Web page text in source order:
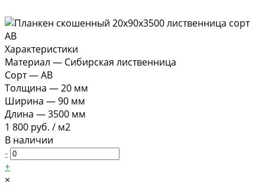
Характеристики
Материал — Сибирская лиственница
Сорт—AB
Толщина —20 мм
Ширина —90 мм
Длина —3500 мм
1 800 руб. / м2
В наличии
-
+
×